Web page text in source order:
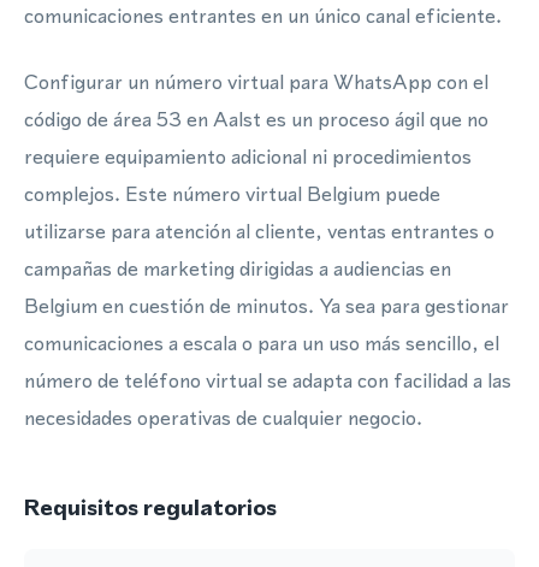
comunicaciones entrantes en un único canal eficiente.
Configurar un número virtual para WhatsApp con el
código de área 53 en Aalst es un proceso ágil que no
requiere equipamiento adicional ni procedimientos
complejos. Este número virtual Belgium puede
utilizarse para atención al cliente, ventas entrantes o
campañas de marketing dirigidas a audiencias en
Belgium en cuestión de minutos. Ya sea para gestionar
comunicaciones a escala o para un uso más sencillo, el
número de teléfono virtual se adapta con facilidad a las
necesidades operativas de cualquier negocio.
Requisitos regulatorios